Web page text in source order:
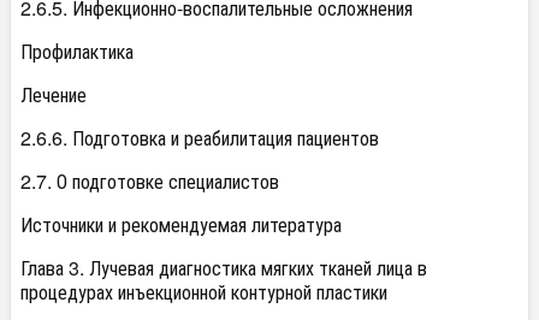
2.6.5. Инфекционно-воспалительные осложнения
Профилактика
Лечение
2.6.6. Подготовка и реабилитация пациентов
2.7. О подготовке специалистов
Источники и рекомендуемая литература
Глава 3. Лучевая диагностика мягких тканей лица в
процедурах инъекционной контурной пластики